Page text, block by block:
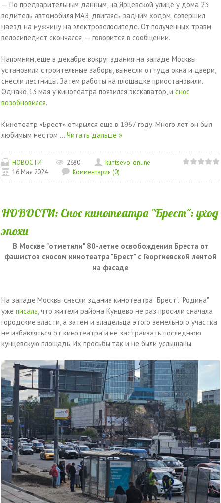
— По предварительным данным, на Ярцевской улице у дома 23
водитель автомобиля МАЗ, двигаясь задним ходом, совершил
наезд на мужчину на электровелосипеде. От полученных травм
велосипедист скончался, — говорится в сообщении.
Напомним, еще в декабре вокруг здания на западе Москвы
установили строительные заборы, вынесли оттуда окна и двери,
снесли лестницы. Затем работы на площадке приостановили.
Однако 13 мая у кинотеатра появился экскаватор, и снос
возобновился.
Кинотеатр «Брест» открылся еще в 1967 году. Много лет он был
любимым местом ... Читать дальше »
НОВОСТИ 2680
kuntsevo-online
16 Мая 2024
Комментарии (0)
НОВОСТИ: Снос кинотеатра "Брест": уход
эпохи
В Москве "отметили" 80-летие освобождения Бреста от
фашистов сносом кинотеатра "Брест" с Георгиевской лентой
на фасаде
На западе Москвы снесли здание кинотеатра "Брест". "Родина"
уже писала , что жители района Кунцево не раз просили сначала
городские власти, а затем и владельца этого земельного участка
не избавляться от кинотеатра и не застраивать последнюю
кунцевскую площадь. Их просьбы так и не были услышаны.